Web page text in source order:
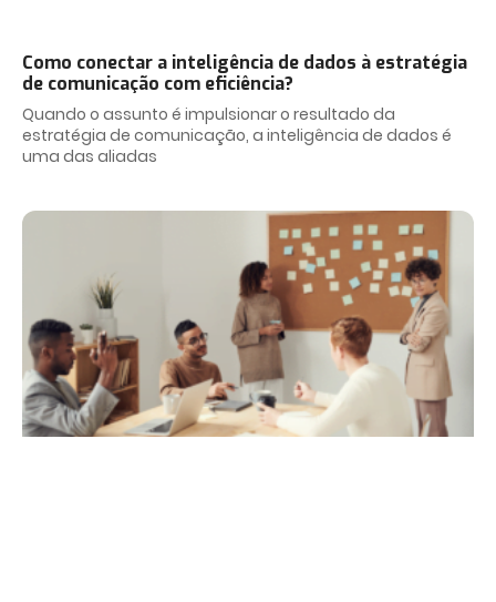
Como conectar a inteligência de dados à estratégia
de comunicação com eficiência?
Quando o assunto é impulsionar o resultado da
estratégia de comunicação, a inteligência de dados é
uma das aliadas